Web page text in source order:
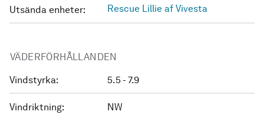
Utsända enheter: Rescue Lillie af Vivesta
VÄDERFÖRHÅLLANDEN
Vindstyrka: 5.5 - 7.9
Vindriktning: NW